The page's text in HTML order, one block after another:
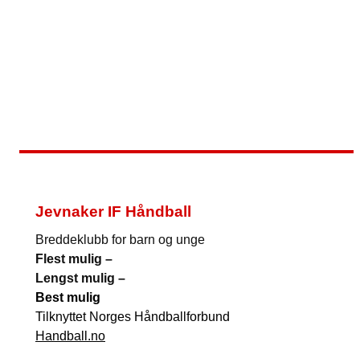
Jevnaker IF Håndball
Breddeklubb for barn og unge
Flest mulig –
Lengst mulig –
Best mulig
Tilknyttet Norges Håndballforbund
Handball.no